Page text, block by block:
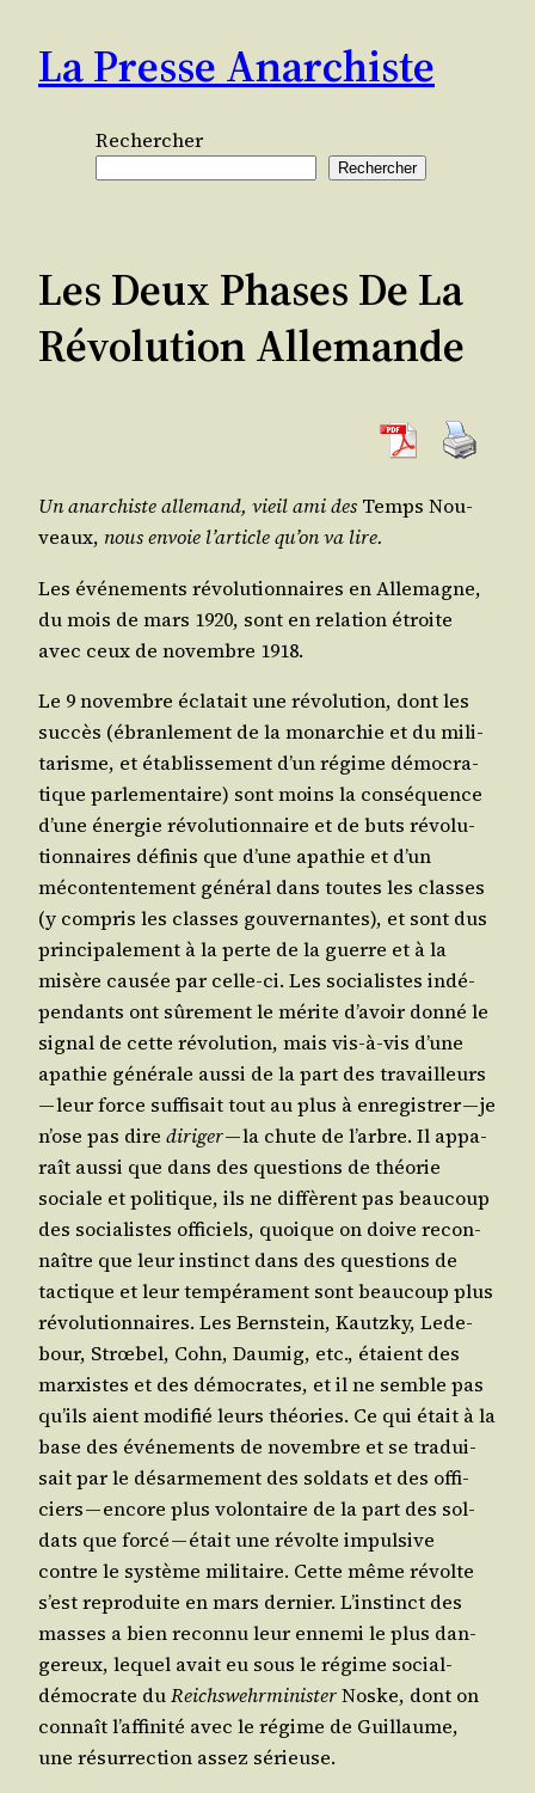
contenu
La Presse Anarchiste
Rechercher
Rechercher
Les Deux Phases De La
Révolution Allemande
Un anar­chiste alle­mand, vieil ami des Temps Nou­
veaux, nous envoie l’article qu’on va lire.
Les évé­ne­ments révo­lu­tion­naires en Alle­magne,
du mois de mars 1920, sont en rela­tion étroite
avec ceux de novembre 1918.
Le 9 novembre écla­tait une révo­lu­tion, dont les
suc­cès (ébran­le­ment de la monar­chie et du mili­
ta­risme, et éta­blis­se­ment d’un régime démo­cra­
tique par­le­men­taire) sont moins la consé­quence
d’une éner­gie révo­lu­tion­naire et de buts révo­lu­
tion­naires défi­nis que d’une apa­thie et d’un
mécon­ten­te­ment géné­ral dans toutes les classes
(y com­pris les classes gou­ver­nantes), et sont dus
prin­ci­pa­le­ment à la perte de la guerre et à la
misère cau­sée par celle-ci. Les socia­listes indé­
pen­dants ont sûre­ment le mérite d’avoir don­né le
signal de cette révo­lu­tion, mais vis-à-vis d’une
apa­thie géné­rale aus­si de la part des tra­vailleurs
— leur force suf­fi­sait tout au plus à enre­gis­trer — je
n’ose pas dire diri­ger— la chute de l’arbre. Il appa­
raît aus­si que dans des ques­tions de théo­rie
sociale et poli­tique, ils ne dif­fèrent pas beau­coup
des socia­listes offi­ciels, quoique on doive recon­
naître que leur ins­tinct dans des ques­tions de
tac­tique et leur tem­pé­ra­ment sont beau­coup plus
révo­lu­tion­naires. Les Bern­stein, Kautz­ky, Lede­
bour, Strœ­bel, Cohn, Dau­mig, etc., étaient des
mar­xistes et des démo­crates, et il ne semble pas
qu’ils aient modi­fié leurs théo­ries. Ce qui était à la
base des évé­ne­ments de novembre et se tra­dui­
sait par le désar­me­ment des sol­dats et des offi­
ciers — encore plus volon­taire de la part des sol­
dats que for­cé — était une révolte impul­sive
contre le sys­tème mili­taire. Cette même révolte
s’est repro­duite en mars der­nier. L’instinct des
masses a bien recon­nu leur enne­mi le plus dan­
ge­reux, lequel avait eu sous le régime social-
démo­crate duReichs­wehr­mi­nis­terNoske, dont on
connaît l’affinité avec le régime de Guillaume,
une résur­rec­tion assez sérieuse.